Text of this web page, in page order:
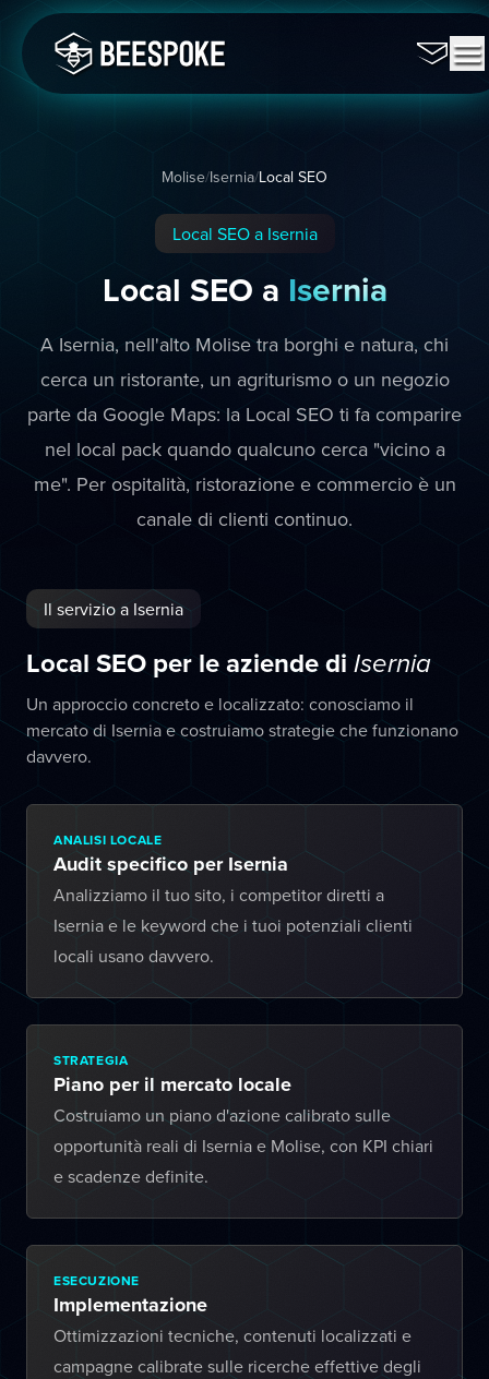
Molise/Isernia/Local SEO
Local SEO a Isernia
Local SEO a Isernia
A Isernia, nell'alto Molise tra borghi e natura, chi
cerca un ristorante, un agriturismo o un negozio
parte da Google Maps: la Local SEO ti fa comparire
nel local pack quando qualcuno cerca "vicino a
me". Per ospitalità, ristorazione e commercio è un
canale di clienti continuo.
Il servizio a Isernia
Local SEO per le aziende di Isernia
Un approccio concreto e localizzato: conosciamo il
mercato di Isernia e costruiamo strategie che funzionano
davvero.
ANALISI LOCALE
Audit specifico per Isernia
Analizziamo il tuo sito, i competitor diretti a
Isernia e le keyword che i tuoi potenziali clienti
locali usano davvero.
STRATEGIA
Piano per il mercato locale
Costruiamo un piano d'azione calibrato sulle
opportunità reali di Isernia e Molise, con KPI chiari
e scadenze definite.
ESECUZIONE
Implementazione
Ottimizzazioni tecniche, contenuti localizzati e
campagne calibrate sulle ricerche effettive degli